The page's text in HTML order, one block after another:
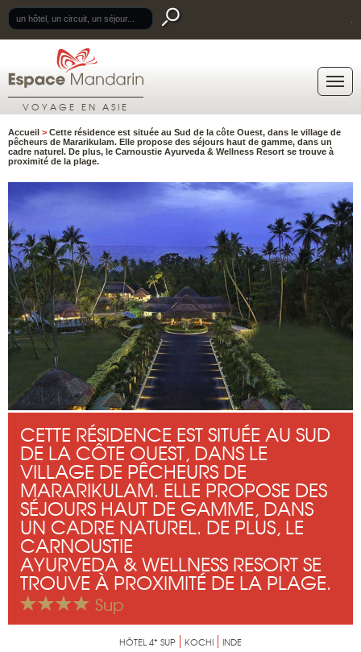
VOYAGE EN ASIE
Accueil > Cette résidence est située au Sud de la côte Ouest, dans le village de
pêcheurs de Mararikulam. Elle propose des séjours haut de gamme, dans un
cadre naturel. De plus, le Carnoustie Ayurveda & Wellness Resort se trouve à
proximité de la plage.
CETTE RÉSIDENCE EST SITUÉE AU SUD
DE LA CÔTE OUEST, DANS LE
VILLAGE DE PÊCHEURS DE
MARARIKULAM. ELLE PROPOSE DES
SÉJOURS HAUT DE GAMME, DANS
UN CADRE NATUREL. DE PLUS, LE
CARNOUSTIE
AYURVEDA & WELLNESS RESORT SE
TROUVE À PROXIMITÉ DE LA PLAGE.
Sup
HÔTEL 4* SUP KOCHI INDE